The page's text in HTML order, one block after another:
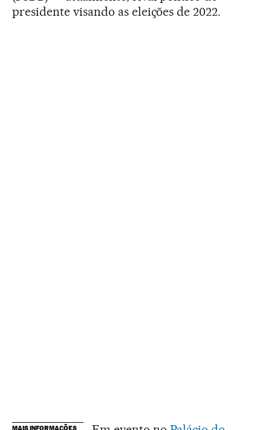
presidente visando as eleições de 2022.
MAIS INFORMAÇÕES